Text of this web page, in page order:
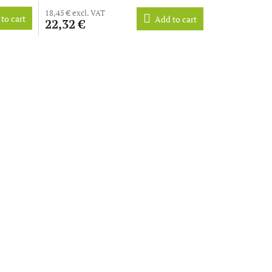
cart
18,45 € excl. VAT
22,32 € Add to cart